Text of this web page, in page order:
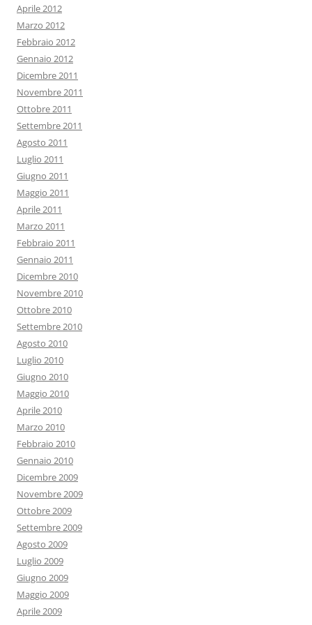
Aprile 2012
Marzo 2012
Febbraio 2012
Gennaio 2012
Dicembre 2011
Novembre 2011
Ottobre 2011
Settembre 2011
Agosto 2011
Luglio 2011
Giugno 2011
Maggio 2011
Aprile 2011
Marzo 2011
Febbraio 2011
Gennaio 2011
Dicembre 2010
Novembre 2010
Ottobre 2010
Settembre 2010
Agosto 2010
Luglio 2010
Giugno 2010
Maggio 2010
Aprile 2010
Marzo 2010
Febbraio 2010
Gennaio 2010
Dicembre 2009
Novembre 2009
Ottobre 2009
Settembre 2009
Agosto 2009
Luglio 2009
Giugno 2009
Maggio 2009
Aprile 2009